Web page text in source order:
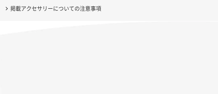
掲載アクセサリーについての注意事項